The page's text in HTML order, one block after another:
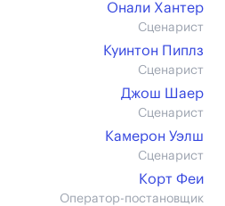
Онали Хантер
Сценарист
Куинтон Пиплз
Сценарист
Джош Шаер
Сценарист
Камерон Уэлш
Сценарист
Корт Феи
Оператор-постановщик